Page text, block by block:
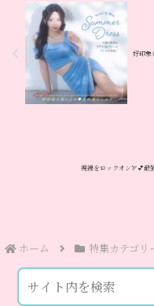
好印象
視線をロックオン🏹💕最
ホーム 特集カテゴリ